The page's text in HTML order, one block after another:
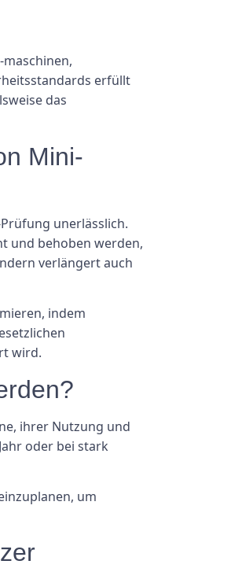
erfüllt
das
Mini-
unerlässlich.
und behoben werden,
verlängert auch
indem
wird.
ihrer Nutzung und
oder bei stark
um